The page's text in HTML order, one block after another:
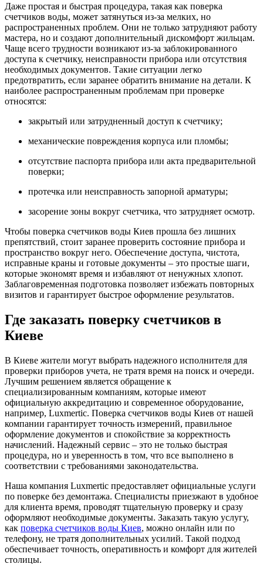
Даже простая и быстрая процедура, такая как поверка
счетчиков воды, может затянуться из-за мелких, но
распространенных проблем. Они не только затрудняют работу
мастера, но и создают дополнительный дискомфорт жильцам.
Чаще всего трудности возникают из-за заблокированного
доступа к счетчику, неисправности прибора или отсутствия
необходимых документов. Такие ситуации легко
предотвратить, если заранее обратить внимание на детали. К
наиболее распространенным проблемам при проверке
относятся:
закрытый или затрудненный доступ к счетчику;
механические повреждения корпуса или пломбы;
отсутствие паспорта прибора или акта предварительной
поверки;
протечка или неисправность запорной арматуры;
засорение зоны вокруг счетчика, что затрудняет осмотр.
Чтобы поверка счетчиков воды Киев прошла без лишних
препятствий, стоит заранее проверить состояние прибора и
пространство вокруг него. Обеспечение доступа, чистота,
исправные краны и готовые документы – это простые шаги,
которые экономят время и избавляют от ненужных хлопот.
Заблаговременная подготовка позволяет избежать повторных
визитов и гарантирует быстрое оформление результатов.
Где заказать поверку счетчиков в
Киеве
В Киеве жители могут выбрать надежного исполнителя для
проверки приборов учета, не тратя время на поиск и очереди.
Лучшим решением является обращение к
специализированным компаниям, которые имеют
официальную аккредитацию и современное оборудование,
например, Luxmertic. Поверка счетчиков воды Киев от нашей
компании гарантирует точность измерений, правильное
оформление документов и спокойствие за корректность
начислений. Надежный сервис – это не только быстрая
процедура, но и уверенность в том, что все выполнено в
соответствии с требованиями законодательства.
Наша компания Luxmertic предоставляет официальные услуги
по поверке без демонтажа. Специалисты приезжают в удобное
для клиента время, проводят тщательную проверку и сразу
оформляют необходимые документы. Заказать такую услугу,
как поверка счетчиков воды Киев, можно онлайн или по
телефону, не тратя дополнительных усилий. Такой подход
обеспечивает точность, оперативность и комфорт для жителей
столицы.